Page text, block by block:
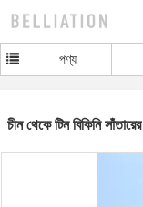
পণ্য
চীন থেকে টিন বিকিনি